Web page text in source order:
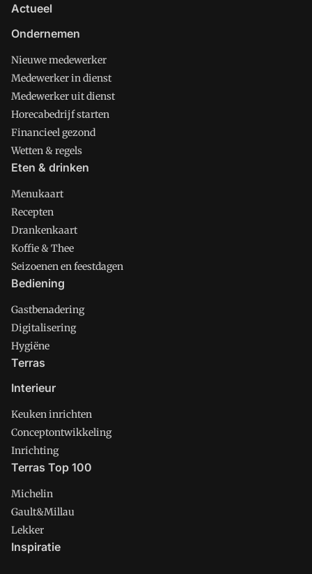
Actueel
Ondernemen
Nieuwe medewerker
Medewerker in dienst
Medewerker uit dienst
Horecabedrijf starten
Financieel gezond
Wetten & regels
Eten & drinken
Menukaart
Recepten
Drankenkaart
Koffie & Thee
Seizoenen en feestdagen
Bediening
Gastbenadering
Digitalisering
Hygiëne
Terras
Interieur
Keuken inrichten
Conceptontwikkeling
Inrichting
Terras Top 100
Michelin
Gault&Millau
Lekker
Inspiratie